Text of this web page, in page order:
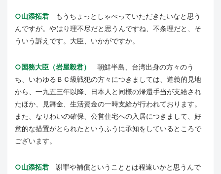
○山添拓君 もうちょっとしゃべっていただきたいなと思う
んですが。やはり理不尽だと思うんですね、不条理だと、そ
ういう訴えです。大臣、いかがですか。
○国務大臣（岩屋毅君）
朝鮮半島、台湾出身の方々のう
ち、いわゆるＢＣ級戦犯の方々につきましては、道義的見地
から、一九五三年以降、日本人と同様の帰還手当が支給され
たほか、見舞金、生活資金の一時支給が行われております。
また、なりわいの確保、公営住宅への入居につきまして、好
意的な措置がとられたというふうに承知をしているところで
ございます。
○山添拓君 謝罪や補償ということとは程遠いかと思うんで